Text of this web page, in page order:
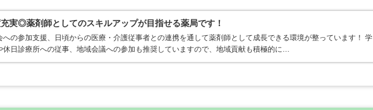
実◎薬剤師としてのスキルアップが目指せる薬局です！
への参加支援、日頃からの医療・介護従事者との連携を通して薬剤師として成長できる環境が整っています！ 学
休日診療所への従事、地域会議への参加も推奨していますので、地域貢献も積極的に…